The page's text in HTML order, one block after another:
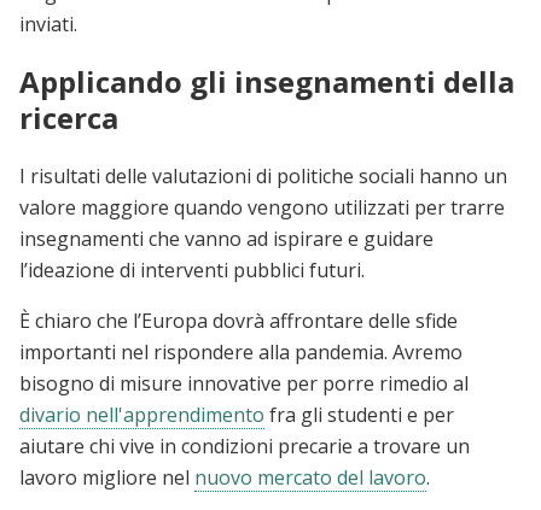
inviati.
Applicando gli insegnamenti della
ricerca
I risultati delle valutazioni di politiche sociali hanno un
valore maggiore quando vengono utilizzati per trarre
insegnamenti che vanno ad ispirare e guidare
l’ideazione di interventi pubblici futuri.
È chiaro che l’Europa dovrà affrontare delle sfide
importanti nel rispondere alla pandemia. Avremo
bisogno di misure innovative per porre rimedio al
divario nell'apprendimento fra gli studenti e per
aiutare chi vive in condizioni precarie a trovare un
lavoro migliore nel nuovo mercato del lavoro.